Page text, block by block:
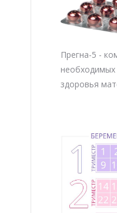
Прегна-5 -
здоровья